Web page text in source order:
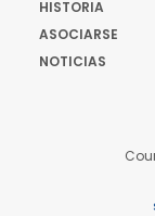
HISTORIA
ASOCIARSE
NOTICIAS